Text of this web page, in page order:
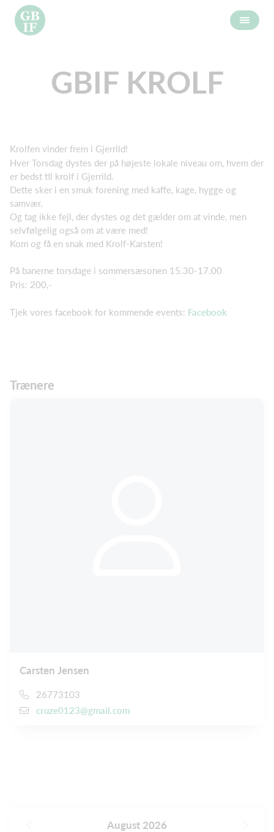
GBIF KROLF
Krolfen vinder frem i Gjerrild!
Hver Torsdag dystes der på højeste lokale niveau om, hvem der
er bedst til krolf i Gjerrild.
Dette sker i en smuk forening med kaffe, kage, hygge og
samvær.
Og tag ikke fejl, der dystes og det gælder om at vinde, men
selvfølgelig også om at være med!
Kom og få en snak med Krolf-Karsten!
På banerne torsdage i sommersæsonen 15.30-17.00
Pris: 200,-
Tjek vores facebook for kommende events: Facebook
Trænere
Carsten Jensen
26773103
cruze0123@gmail.com
August 2026